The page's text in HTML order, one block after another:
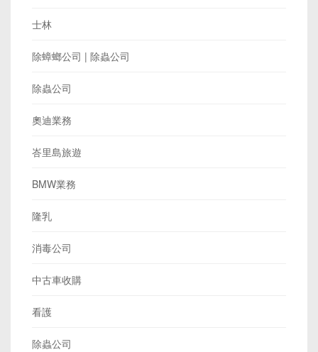
士林
除蟑螂公司 | 除蟲公司
除蟲公司
奧迪業務
峇里島旅遊
BMW業務
隆乳
消毒公司
中古車收購
看護
除蟲公司